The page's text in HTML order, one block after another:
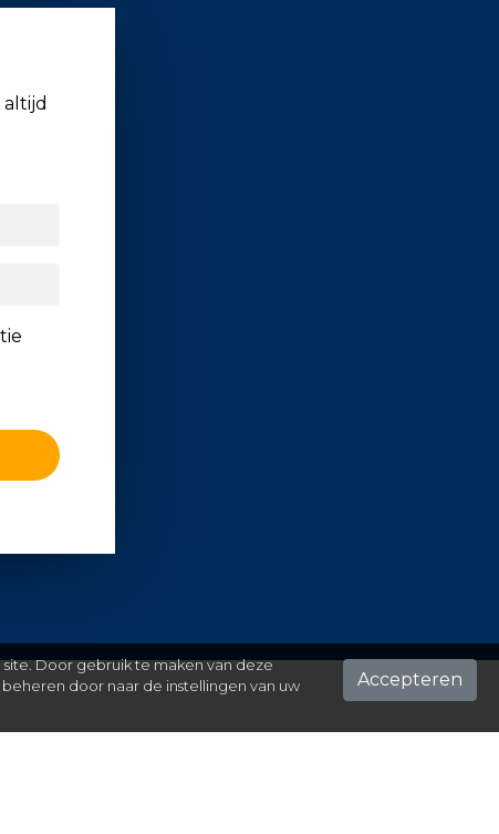
Door gebruik te maken van deze
door naar de instellingen van uw
Accepteren